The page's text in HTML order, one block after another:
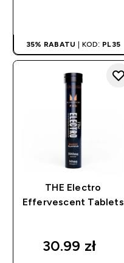
35% RABATU | KOD: PL35
THE Electro
Effervescent Tablets
30.99 zł‎